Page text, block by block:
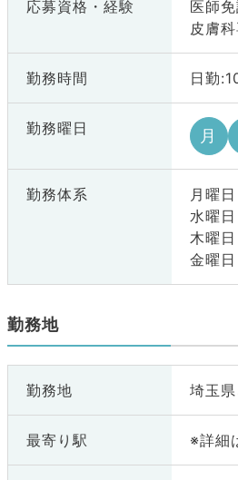
応募資格・ 経験
医師
皮膚
勤務時間 日勤
勤務曜日 月
勤務体系
月曜
水曜
木曜
金曜
勤務地
勤務地 埼玉
最寄り駅 ※詳細